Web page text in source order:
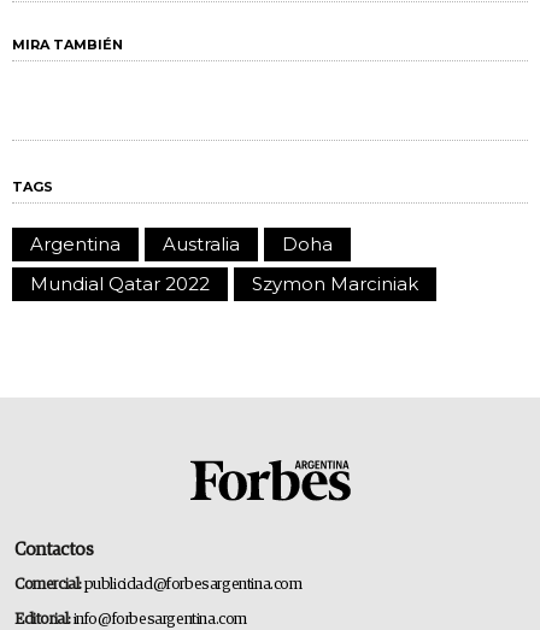
MIRA TAMBIÉN
TAGS
Argentina Australia
Doha
Mundial Qatar 2022
Szymon Marciniak
Contactos
Comercial:publicidad@forbesargentina.com
Editorial:info@forbesargentina.com